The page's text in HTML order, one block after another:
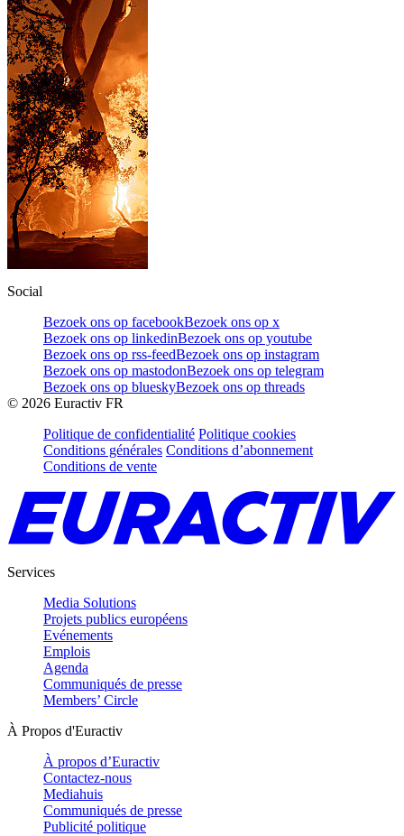
Social
Bezoek ons op facebookBezoek ons op x
Bezoek ons op linkedinBezoek ons op youtube
Bezoek ons op rss-feedBezoek ons op instagram
Bezoek ons op mastodonBezoek ons op telegram
Bezoek ons op blueskyBezoek ons op threads
© 2026 Euractiv FR
Politique de confidentialité Politique cookies
Conditions générales Conditions d’abonnement
Conditions de vente
Services
Media Solutions
Projets publics européens
Evénements
Emplois
Agenda
Communiqués de presse
Members’ Circle
À Propos d'Euractiv
À propos d’Euractiv
Contactez-nous
Mediahuis
Communiqués de presse
Publicité politique